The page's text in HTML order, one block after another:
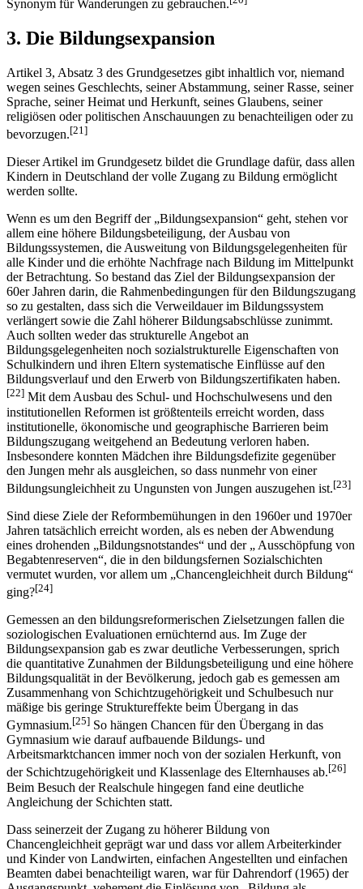
Synonym für Wanderungen zu gebrauchen.
3. Die Bildungsexpansion
Artikel 3, Absatz 3 des Grundgesetzes gibt inhaltlich vor, niemand
wegen seines Geschlechts, seiner Abstammung, seiner Rasse, seiner
Sprache, seiner Heimat und Herkunft, seines Glaubens, seiner
religiösen oder politischen Anschauungen zu benachteiligen oder zu
bevorzugen.[21]
Dieser Artikel im Grundgesetz bildet die Grundlage dafür, dass allen
Kindern in Deutschland der volle Zugang zu Bildung ermöglicht
werden sollte.
Wenn es um den Begriff der „Bildungsexpansion“ geht, stehen vor
allem eine höhere Bildungsbeteiligung, der Ausbau von
Bildungssystemen, die Ausweitung von Bildungsgelegenheiten für
alle Kinder und die erhöhte Nachfrage nach Bildung im Mittelpunkt
der Betrachtung. So bestand das Ziel der Bildungsexpansion der
60er Jahren darin, die Rahmenbedingungen für den Bildungszugang
so zu gestalten, dass sich die Verweildauer im Bildungssystem
verlängert sowie die Zahl höherer Bildungsabschlüsse zunimmt.
Auch sollten weder das strukturelle Angebot an
Bildungsgelegenheiten noch sozialstrukturelle Eigenschaften von
Schulkindern und ihren Eltern systematische Einflüsse auf den
Bildungsverlauf und den Erwerb von Bildungszertifikaten haben.
[22] Mit dem Ausbau des Schul- und Hochschulwesens und den
institutionellen Reformen ist größtenteils erreicht worden, dass
institutionelle, ökonomische und geographische Barrieren beim
Bildungszugang weitgehend an Bedeutung verloren haben.
Insbesondere konnten Mädchen ihre Bildungsdefizite gegenüber
den Jungen mehr als ausgleichen, so dass nunmehr von einer
Bildungsungleichheit zu Ungunsten von Jungen auszugehen ist.[23]
Sind diese Ziele der Reformbemühungen in den 1960er und 1970er
Jahren tatsächlich erreicht worden, als es neben der Abwendung
eines drohenden „Bildungsnotstandes“ und der „ Ausschöpfung von
Begabtenreserven“, die in den bildungsfernen Sozialschichten
vermutet wurden, vor allem um „Chancengleichheit durch Bildung“
ging?[24]
Gemessen an den bildungsreformerischen Zielsetzungen fallen die
soziologischen Evaluationen ernüchternd aus. Im Zuge der
Bildungsexpansion gab es zwar deutliche Verbesserungen, sprich
die quantitative Zunahmen der Bildungsbeteiligung und eine höhere
Bildungsqualität in der Bevölkerung, jedoch gab es gemessen am
Zusammenhang von Schichtzugehörigkeit und Schulbesuch nur
mäßige bis geringe Struktureffekte beim Übergang in das
Gymnasium.[25] So hängen Chancen für den Übergang in das
Gymnasium wie darauf aufbauende Bildungs- und
Arbeitsmarktchancen immer noch von der sozialen Herkunft, von
der Schichtzugehörigkeit und Klassenlage des Elternhauses ab.[26]
Beim Besuch der Realschule hingegen fand eine deutliche
Angleichung der Schichten statt.
Dass seinerzeit der Zugang zu höherer Bildung von
Chancengleichheit geprägt war und dass vor allem Arbeiterkinder
und Kinder von Landwirten, einfachen Angestellten und einfachen
Beamten dabei benachteiligt waren, war für Dahrendorf (1965) der